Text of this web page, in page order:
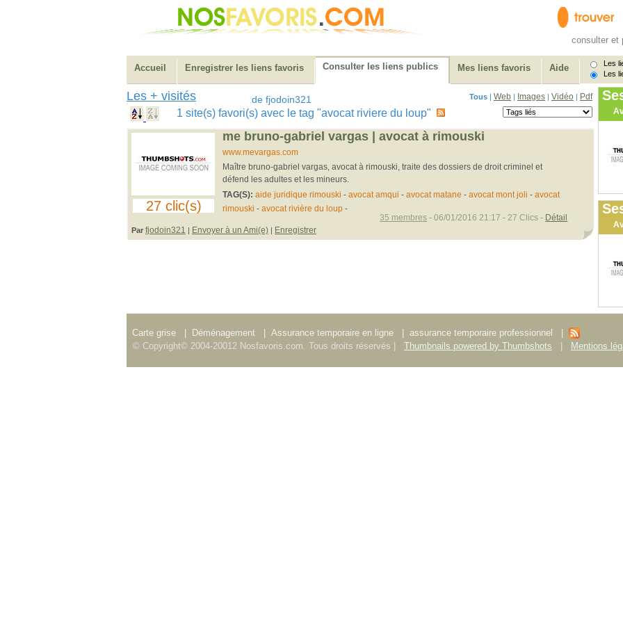
consulter et
Accueil Enregistrer les liens favoris Consulter les liens publics Mes liens favoris Aide
Les
Les
Les + visités de fjodoin321 Tous | Web | Images | Vidéo | Pdf
1 site(s) favori(s) avec le tag "avocat riviere du loup"
27 clic(s)
me bruno-gabriel vargas | avocat à rimouski
www.mevargas.com
Maître bruno-gabriel vargas, avocat à rimouski, traite des dossiers de droit criminel et
défend les adultes et les mineurs.
TAG(S): aide juridique rimouski - avocat amqui - avocat matane - avocat mont joli - avocat
rimouski - avocat rivière du loup-
Par fjodoin321 | Envoyer à un Ami(e) | Enregistrer
35 membres - 06/01/2016 21:17 - 27 Clics - Détail
Carte grise Déménagement Assurance temporaire en ligne assurance temporaire professionnel
© Copyright© 2004-20012 Nosfavoris.com. Tous droits réservés |
Thumbnails powered by Thumbshots Mentions